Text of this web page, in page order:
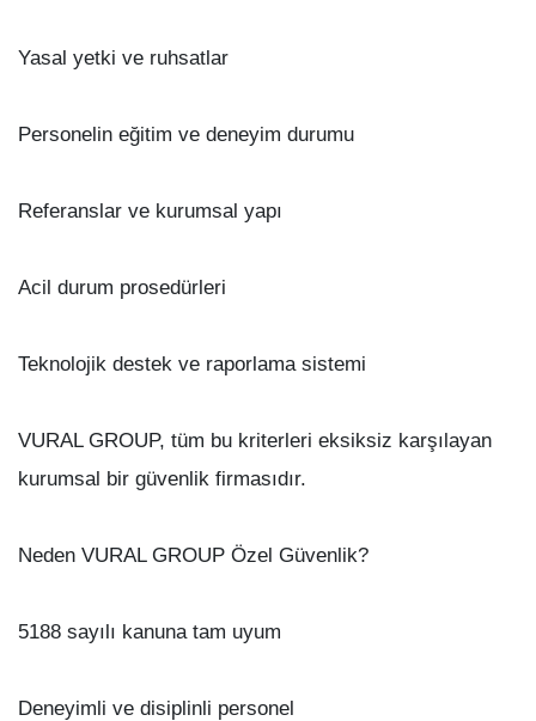
Yasal yetki ve ruhsatlar
Personelin eğitim ve deneyim durumu
Referanslar ve kurumsal yapı
Acil durum prosedürleri
Teknolojik destek ve raporlama sistemi
VURAL GROUP, tüm bu kriterleri eksiksiz karşılayan
kurumsal bir güvenlik firmasıdır.
Neden VURAL GROUP Özel Güvenlik?
5188 sayılı kanuna tam uyum
Deneyimli ve disiplinli personel